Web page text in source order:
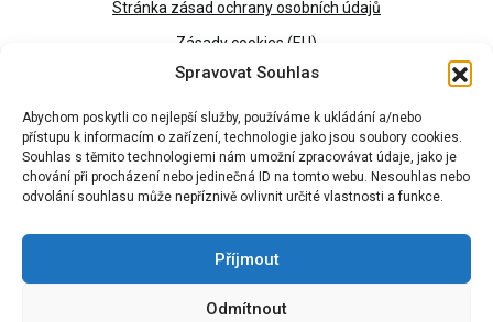
Spravovat Souhlas
Abychom poskytli co nejlepší služby, používáme k ukládání a/nebo
přístupu k informacím o zařízení, technologie jako jsou soubory cookies.
Souhlas s těmito technologiemi nám umožní zpracovávat údaje, jako je
chování při procházení nebo jedinečná ID na tomto webu. Nesouhlas nebo
odvolání souhlasu může nepříznivě ovlivnit určité vlastnosti a funkce.
Příjmout
Odmítnout
Stránka zásad ochrany osobních údajů
Zásady cookies (EU)
Copyright © 2026 - Všechna práva vyhrazena HRUŠKA